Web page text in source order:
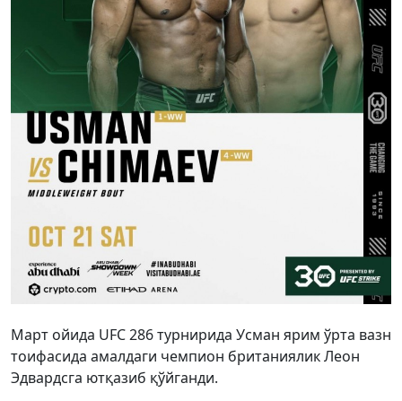
Март ойида UFC 286 турнирида Усман ярим ўрта вазн
тоифасида амалдаги чемпион британиялик Леон
Эдвардсга ютқазиб қўйганди.